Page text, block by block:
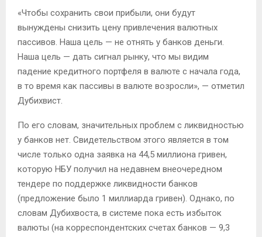
«Чтобы сохранить свои прибыли, они будут
вынуждены снизить цену привлечения валютных
пассивов. Наша цель — не отнять у банков деньги.
Наша цель — дать сигнал рынку, что мы видим
падение кредитного портфеля в валюте с начала года,
в то время как пассивы в валюте возросли», — отметил
Дубихвист.
По его словам, значительных проблем с ликвидностью
у банков нет. Свидетельством этого является в том
числе только одна заявка на 44,5 миллиона гривен,
которую НБУ получил на недавнем внеочередном
тендере по поддержке ликвидности банков
(предложение было 1 миллиарда гривен). Однако, по
словам Дубихвоста, в системе пока есть избыток
валюты (на корреспондентских счетах банков — 9,3